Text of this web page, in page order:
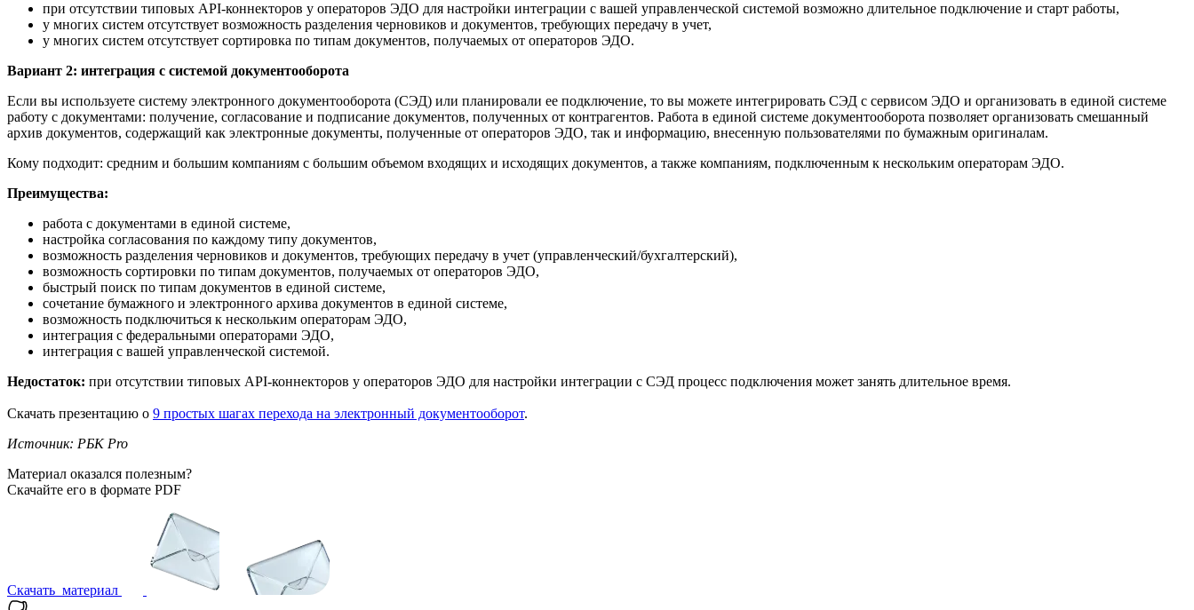
при отсутствии типовых API-коннекторов у операторов ЭДО для настройки интеграции с вашей управленческой системой возможно длительное подключение и старт работы,
у многих систем отсутствует возможность разделения черновиков и документов, требующих передачу в учет,
у многих систем отсутствует сортировка по типам документов, получаемых от операторов ЭДО.
Вариант 2: интеграция с системой документооборота
Если вы используете систему электронного документооборота (СЭД) или планировали ее подключение, то вы можете интегрировать СЭД с сервисом ЭДО и организовать в единой системе
работу с документами: получение, согласование и подписание документов, полученных от контрагентов. Работа в единой системе документооборота позволяет организовать смешанный
архив документов, содержащий как электронные документы, полученные от операторов ЭДО, так и информацию, внесенную пользователями по бумажным оригиналам.
Кому подходит: средним и большим компаниям с большим объемом входящих и исходящих документов, а также компаниям, подключенным к нескольким операторам ЭДО.
Преимущества:
работа с документами в единой системе,
настройка согласования по каждому типу документов,
возможность разделения черновиков и документов, требующих передачу в учет (управленческий/бухгалтерский),
возможность сортировки по типам документов, получаемых от операторов ЭДО,
быстрый поиск по типам документов в единой системе,
сочетание бумажного и электронного архива документов в единой системе,
возможность подключиться к нескольким операторам ЭДО,
интеграция с федеральными операторами ЭДО,
интеграция с вашей управленческой системой.
Недостаток: при отсутствии типовых API-коннекторов у операторов ЭДО для настройки интеграции с СЭД процесс подключения может занять длительное время.
Скачать презентацию о 9 простых шагах перехода на электронный документооборот.
Источник: РБК Pro
Материал оказался полезным?
Скачайте его в формате PDF
Скачать материал